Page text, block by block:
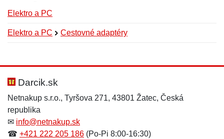
Elektro a PC
Elektro a PC Cestovné adaptéry
Hodnotenie:
Meno:*
Meno:
E-mail:*
Darcik.sk
Netnakup s.r.o., Tyršova 271, 43801 Žatec, Česká
republika
✉ info@netnakup.sk
☎ +421 222 205 186 (Po-Pi 8:00-16:30)